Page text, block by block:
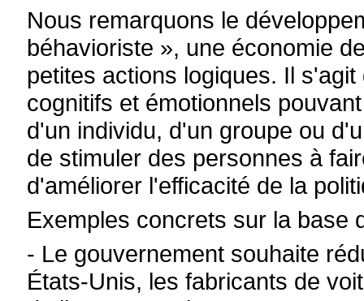
Nous remarquons le
béhavioriste », une économie
petites actions logiques. Il
cognitifs et émotionnels
d'un individu, d'un groupe ou
de stimuler des personnes à
d'améliorer l'efficacité de la
Exemples concrets sur la base
- Le gouvernement souhaite
États-Unis, les fabricants de